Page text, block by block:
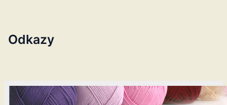
Odkazy